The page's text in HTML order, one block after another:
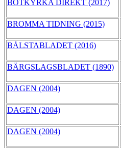
BOTKYRKA DIREKT (2017)
BROMMA TIDNING (2015)
BÅLSTABLADET (2016)
BÄRGSLAGSBLADET (1890)
DAGEN (2004)
DAGEN (2004)
DAGEN (2004)